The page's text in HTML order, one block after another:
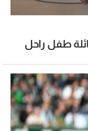
طفل راحل